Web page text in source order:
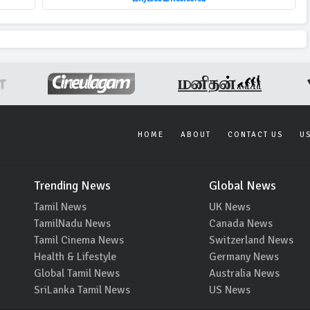
HOME ABOUT CONTACT US
Trending News
Tamil News
TamilNadu News
Tamil Cinema News
Health & Lifestyle
Global Tamil News
SriLanka Tamil News
Global News
UK News
Canada News
Switzerland News
Germany News
Australia News
US News